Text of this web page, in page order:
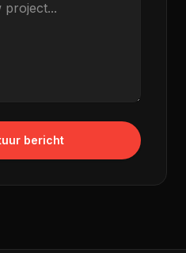
bericht